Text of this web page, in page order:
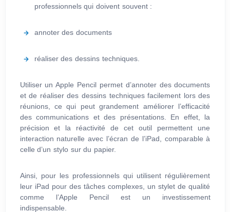
professionnels qui doivent souvent :
annoter des documents
réaliser des dessins techniques.
Utiliser un Apple Pencil permet d’annoter des documents
et de réaliser des dessins techniques facilement lors des
réunions, ce qui peut grandement améliorer l’efficacité
des communications et des présentations. En effet, la
précision et la réactivité de cet outil permettent une
interaction naturelle avec l’écran de l’iPad, comparable à
celle d’un stylo sur du papier.
Ainsi, pour les professionnels qui utilisent régulièrement
leur iPad pour des tâches complexes, un stylet de qualité
comme l’Apple Pencil est un investissement
indispensable.